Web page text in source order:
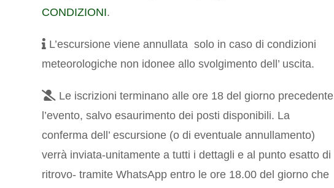
CONDIZIONI.
L’escursione viene annullata solo in caso di condizioni
meteorologiche non idonee allo svolgimento dell’ uscita.
Le iscrizioni terminano alle ore 18 del giorno precedente
l’evento, salvo esaurimento dei posti disponibili. La
conferma dell’ escursione (o di eventuale annullamento)
verrà inviata-unitamente a tutti i dettagli e al punto esatto di
ritrovo- tramite WhatsApp entro le ore 18.00 del giorno che